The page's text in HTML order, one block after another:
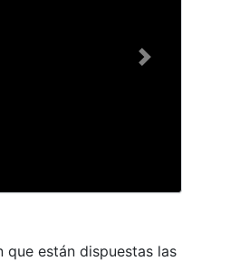
Next
que están dispuestas las